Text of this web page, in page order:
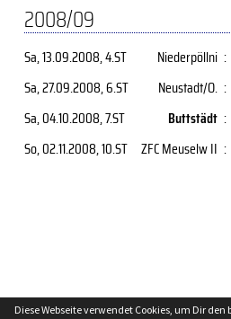
2008/09
Sa, 13.09.2008, 4.ST Niederpöllni :
Sa, 27.09.2008, 6.ST Neustadt/O. :
Sa, 04.10.2008, 7.ST Buttstädt :
So, 02.11.2008, 10.ST ZFC Meuselw II :
Diese Webseite verwendet Cookies, um Dir